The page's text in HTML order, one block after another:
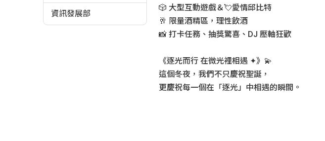
資訊發展部
🎲 大型互動遊戲＆💘愛情邱比特
🥂 限量酒精區，理性飲酒
📸 打卡任務、抽獎驚喜、DJ 壓軸狂歡
《逐光而行 在微光裡相遇 ✦》💫
這個冬夜，我們不只慶祝聖誕，
更慶祝每一個在「逐光」中相遇的瞬間。